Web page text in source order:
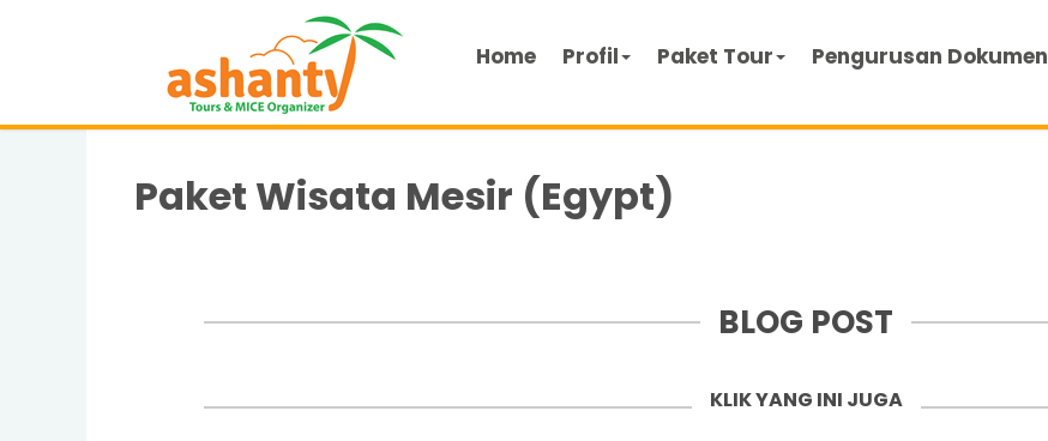
Home Profil Paket Tour Pengurusan Dokumen
Paket Wisata Mesir (Egypt)
BLOG POST
KLIK YANG INI JUGA